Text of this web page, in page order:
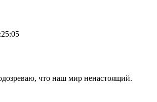
что наш мир ненастоящий.